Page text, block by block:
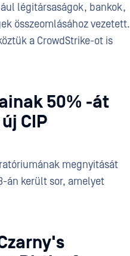
légitársaságok, bankok,
összeomlásához vezetett.
a CrowdStrike-ot is
50% -át
CIP
megnyitását
án került sor, amelyet